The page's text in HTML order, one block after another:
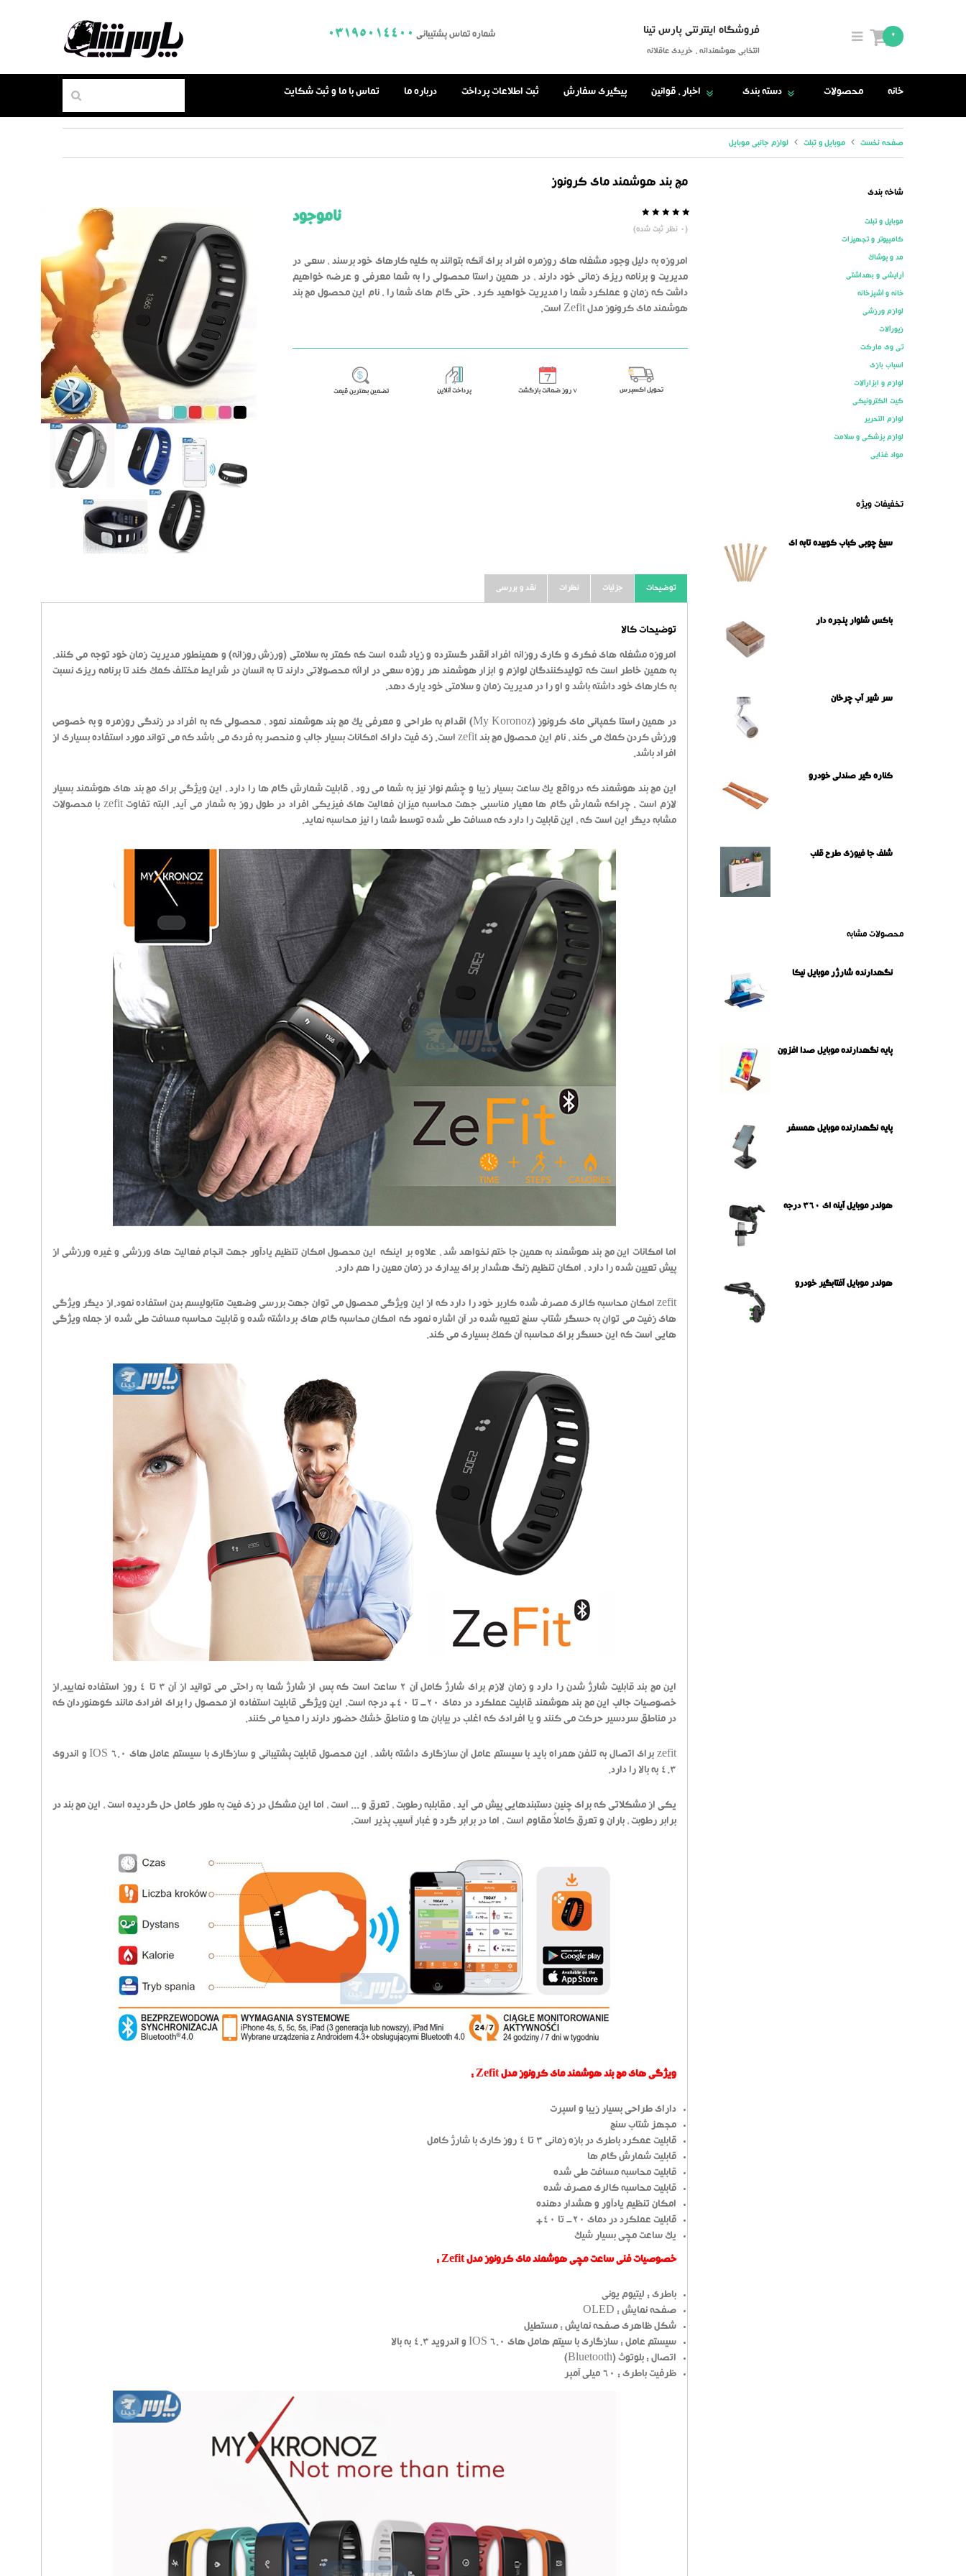
03195014400 شماره تماس پشتیبانی فروشگاه اینترنتی پارس تینا
انتخابی هوشمندانه ، خریدی عاقلانه
0
خانه محصولات دسته بندی اخبار ، قوانین پیگیری سفارش ثبت اطلاعات پرداخت درباره ما تماس با ما و ثبت شکایت
صفحه نخست موبایل و تبلت لوازم جانبی موبایل
مچ بند هوشمند مای کرونوز
از
50
رای
دهنده
(
0 نظر ثبت شده)
ناموجود
امروزه به دلیل وجود مشغله های روزمره افراد برای آنکه بتوانند به کلیه کارهای خود برسند ، سعی در
مدیریت و برنامه ریزی زمانی خود دارند ، در همین راستا محصولی را به شما معرفی و عرضه خواهیم
داشت که زمان و عملکرد شما را مدیریت خواهید کرد ، حتی گام های شما را ، نام این محصول مچ بند
هوشمند مای کرونوز مدل Zefit است.
تحویل اکسپرس ٧ روز ضمانت بازگشت پرداخت آنلاین تضمین بهترین قیمت
توضیحات جزئیات نظرات نقد و بررسی
توضیحات کالا
امروزه مشغله های فکری و کاری روزانه افراد آنقدر گسترده و زیاد شده است که کمتر به سلامتی (ورزش روزانه) و همینطور مدیریت زمان خود توجه می کنند.
به همین خاطر است که تولیدکنندگان لوازم و ابزار هوشمند هر روزه سعی در ارائه محصولاتی دارند تا به انسان در شرایط مختلف کمک کند تا برنامه ریزی نسبت
به کارهای خود داشته باشد و او را در مدیریت زمان و سلامتی خود یاری دهد.
در همین راستا کمپانی مای کرونوز (My Koronoz) اقدام به طراحی و معرفی یک مچ بند هوشمند نمود ، محصولی که به افراد در زندگی روزمره و به خصوص
ورزش کردن کمک می کند ، نام این محصول مچ بند zefit است. زی فیت دارای امکانات بسیار جالب و منحصر به فردی می باشد که می تواند مورد استفاده بسیاری از
افراد باشد.
این مچ بند هوشمند که درواقع یک ساعت بسیار زیبا و چشم نواز نیز به شما می رود ، قابلیت شمارش گام ها را دارد ، این ویژگی برای مچ بند های هوشمند بسیار
لازم است ، چراکه شمارش گام ها معیار مناسبی جهت محاسبه میزان فعالیت های فیزیکی افراد در طول روز به شمار می آید. البته تفاوت zefit با محصولات
مشابه دیگر این است که ، این قابلیت را دارد که مسافت طی شده توسط شما را نیز محاسبه نماید.
اما امکانات این مچ بند هوشمند به همین جا ختم نخواهد شد ، علاوه بر اینکه این محصول امکان تنظیم یادآور جهت انجام فعالیت های ورزشی و غیره ورزشی از
پیش تعیین شده را دارد ، امکان تنظیم زنگ هشدار برای بیداری در زمان معین را هم دارد.
zefit امکان محاسبه کالری مصرف شده کاربر خود را دارد که از این ویژگی محصول می توان جهت بررسی وضعیت متابولیسم بدن استفاده نمود.از دیگر ویژگی
های زفیت می توان به حسگر شتاب سنج تعبیه شده در آن اشاره نمود که امکان محاسبه گام های برداشته شده و قابلیت محاسبه مسافت طی شده از جمله ویژگی
هایی است که این حسگر برای محاسبه آن کمک بسیاری می کند.
این مچ بند قابلیت شارژ شدن را دارد و زمان لازم برای شارژ کامل آن 2 ساعت است که پس از شارژ شما به راحتی می توانید از آن 3 تا 4 روز استفاده نمایید.از
خصوصیات جالب این مچ بند هوشمند قابلیت عملکرد در دمای 20- تا 40+ درجه است. این ویژگی قابلیت استفاده از محصول را برای افرادی مانند کوهنوردان که
در مناطق سردسیر حرکت می کنند و یا افرادی که اغلب در بیابان ها و مناطق خشک حضور دارند را محیا می کنند.
zefit برای اتصال به تلفن همراه باید با سیستم عامل آن سازگاری داشته باشد ، این محصول قابلیت پشتیبانی و سازگاری با سیستم عامل های IOS 6.0 و اندروی
4.3 به بالا را دارد.
یکی از مشکلاتی که برای چنین دستبندهایی پیش می آید ، مقابلبه رطوبت ، تعرق و ... است ، اما این مشکل در زی فیت به طور کامل حل گردیده است ، این مچ بند در
برابر رطوبت ، باران و تعرق کاملاً مقاوم است ، اما در برابر گرد و غبار آسیب پذیر است.
ویژگی های مچ بند هوشمند مای کرونوز مدل Zefit :
دارای طراحی بسیار زیبا و اسپرت
مجهز شتاب سنج
قابلیت عمکرد باطری در بازه زمانی 3 تا 4 روز کاری با شارژ کامل
قابلیت شمارش گام ها
قابلیت محاسبه مسافت طی شده
قابلیت محاسبه کالری مصرف شده
امکان تنظیم یادآور و هشدار دهنده
قابلیت عملکرد در دمای 20- تا 40+
یک ساعت مچی بسیار شیک
خصوصیات فنی ساعت مچی هوشمند مای کرونوز مدل Zefit :
باطری : لیتیوم یونی
صفحه نمایش : OLED
شکل ظاهری صفحه نمایش : مستطیل
سیستم عامل : سازگاری با سیتم هامل های IOS 6.0 و اندروید 4.3 به بالا
اتصال : بلوتوث (Bluetooth)
ظرفیت باطری : 60 میلی آمپر
شاخه بندی
موبایل و تبلت
کامپیوتر و تجهیزات
مد و پوشاک
آرایشی و بهداشتی
خانه و آشپزخانه
لوازم ورزشی
زیورآلات
تی وی مارکت
اسباب بازی
لوازم و ابزارآلات
کیت الکترونیکی
لوازم التحریر
لوازم پزشکی و سلامت
مواد غذایی
تخفیفات ویژه
سیخ چوبی کباب کوبیده تابه ای
باکس شلوار پنجره دار
سر شیر آب چرخان
کناره گیر صندلی خودرو
شلف جا فیوزی طرح قلب
محصولات مشابه
نگهدارنده شارژر موبایل نیکا
پایه نگهدارنده موبایل صدا افزون
پایه نگهدارنده موبایل همسفر
هولدر موبایل آینه ای 360 درجه
هولدر موبایل آفتابگیر خودرو